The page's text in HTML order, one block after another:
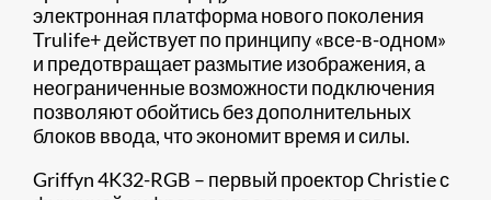
электронная платформа нового поколения
Trulife+ действует по принципу «все-в-одном»
и предотвращает размытие изображения, а
неограниченные возможности подключения
позволяют обойтись без дополнительных
блоков ввода, что экономит время и силы.
Griffyn 4K32-RGB – первый проектор Christie с